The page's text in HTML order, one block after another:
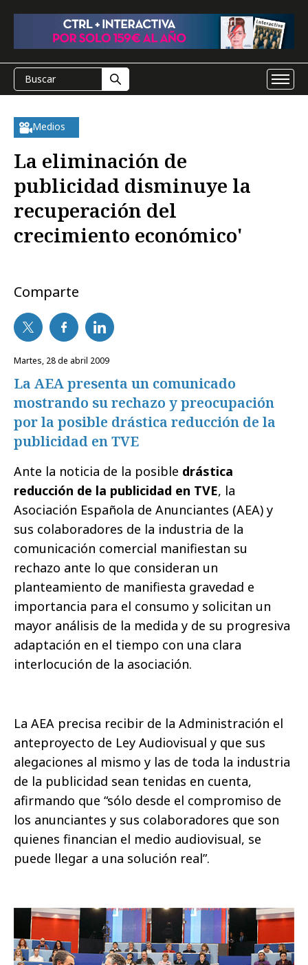
Medios
La eliminación de
publicidad disminuye la
recuperación del
crecimiento económico'
Comparte
martes, 28 de abril 2009
La AEA presenta un comunicado
mostrando su rechazo y preocupación
por la posible drástica reducción de la
publicidad en TVE
Ante la noticia de la posible drástica
reducción de la publicidad en TVE, la
Asociación Española de Anunciantes (AEA) y
sus colaboradores de la industria de la
comunicación comercial manifiestan su
rechazo ante lo que consideran un
planteamiento de manifiesta gravedad e
importancia para el consumo y solicitan un
mayor análisis de la medida y de su progresiva
adaptación en el tiempo con una clara
interlocución de la asociación.
La AEA precisa recibir de la Administración el
anteproyecto de Ley Audiovisual y que sus
alegaciones al mismo y las de toda la industria
de la publicidad sean tenidas en cuenta,
afirmando que “sólo desde el compromiso de
los anunciantes y sus colaboradores que son
quienes financian el medio audiovisual, se
puede llegar a una solución real”.